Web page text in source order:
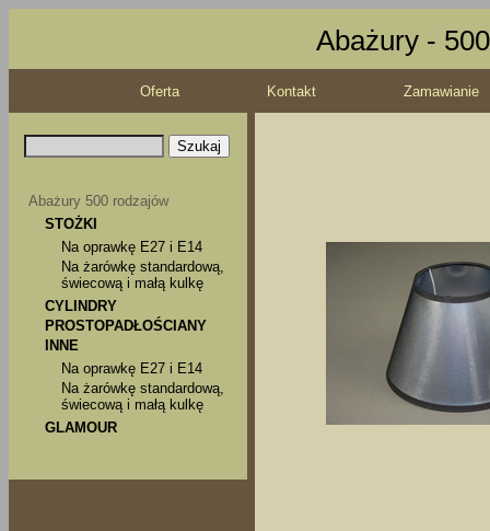
Abażury -
Oferta Kontakt Zamawianie
Abażury 500 rodzajów
STOŻKI
Na oprawkę E27 i E14
Na żarówkę standardową,
świecową i małą kulkę
CYLINDRY
PROSTOPADŁOŚCIANY
INNE
Na oprawkę E27 i E14
Na żarówkę standardową,
świecową i małą kulkę
GLAMOUR